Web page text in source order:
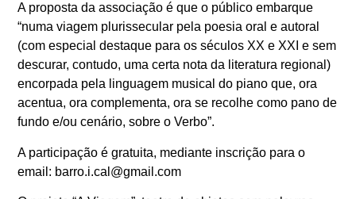
A proposta da associação é que o público embarque
“numa viagem plurissecular pela poesia oral e autoral
(com especial destaque para os séculos XX e XXI e sem
descurar, contudo, uma certa nota da literatura regional)
encorpada pela linguagem musical do piano que, ora
acentua, ora complementa, ora se recolhe como pano de
fundo e/ou cenário, sobre o Verbo”.
A participação é gratuita, mediante inscrição para o
email: barro.i.cal@gmail.com